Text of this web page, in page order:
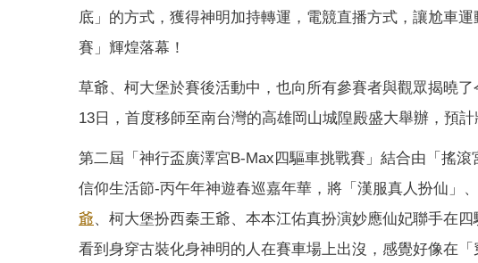
底」的方式，獲得神明加持轉運，電競直播方式，讓尬車
賽」輝煌落幕！
草爺、柯大堡於賽後活動中，也向所有參賽者與觀眾揭曉
13日，首度移師至南台灣的高雄岡山城隍殿盛大舉辦，預
第二屆「神行盃廣澤宮B-Max四驅車挑戰賽」結合由「搖
信仰生活節-丙午年神遊春巡嘉年華，將「漢服真人扮仙」
爺、柯大堡扮西秦王爺、本本江佑真扮演妙應仙妃聯手在
看到身穿古裝化身神明的人在賽車場上出沒，感覺好像在